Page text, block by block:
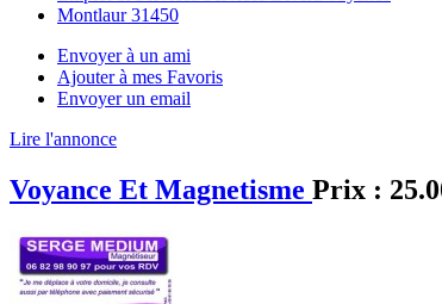
Montlaur 31450
Envoyer à un ami
Ajouter à mes Favoris
Envoyer un email
Lire l'annonce
Voyance Et Magnetisme Prix :